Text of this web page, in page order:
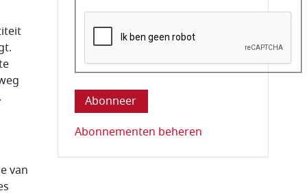
van
Deze vraag is om te controleren dat u
Abonnementen beheren